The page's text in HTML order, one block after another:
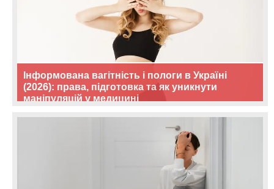
Інформована вагітність і пологи в Україні
(2026): права, підготовка та як уникнути
маніпуляцій у медицині